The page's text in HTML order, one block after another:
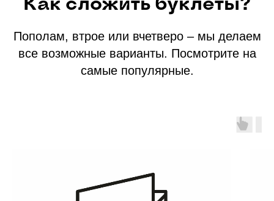
Пополам, втрое или вчетверо – мы делаем
все возможные варианты. Посмотрите на
самые популярные.